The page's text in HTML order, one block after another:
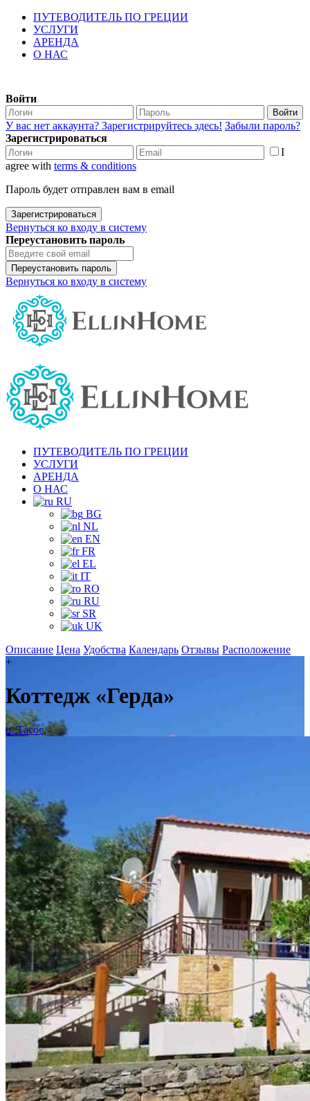
ПУТЕВОДИТЕЛЬ ПО ГРЕЦИИ
УСЛУГИ
АРЕНДА
О НАС
Войти
Войти
У вас нет аккаунта? Зарегистрируйтесь здесь! Забыли пароль?
Зарегистрироваться
I
agree with terms & conditions
Пароль будет отправлен вам в email
Зарегистрироваться
Вернуться ко входу в систему
Переустановить пароль
Переустановить пароль
Вернуться ко входу в систему
ПУТЕВОДИТЕЛЬ ПО ГРЕЦИИ
УСЛУГИ
АРЕНДА
О НАС
RU
BG
NL
EN
FR
EL
IT
RO
RU
SR
UK
Описание Цена Удобства Календарь Отзывы Расположение
+
Коттедж «Герда»
о. Тасос,